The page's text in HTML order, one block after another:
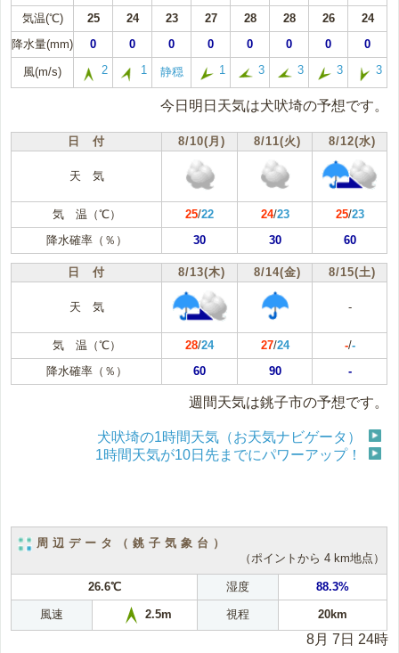
気温(℃) 25 24 23 27 28 28 26
24
降水量(mm)
0 0 0 0 0 0 0 0
風(m/s) 2 1 静穏 1 3 3 3 3
今日明日天気は犬吠埼の予想です。
日 付 8/10(月) 8/11(火) 8/12(水)
天 気
気 温（℃） 25/22 24/23 25/23
降水確率（％）
30 30 60
日 付 8/13(木) 8/14(金) 8/15(土)
天 気 -
気 温（℃） 28/24 27/24 -/-
降水確率（％）
60 90 -
週間天気は銚子市の予想です。
犬吠埼の1時間天気（お天気ナビゲータ）
1時間天気が10日先までにパワーアップ！
周辺データ（銚子気象台）
（ポイントから 4 km地点）
26.6℃ 湿度 88.3%
風速 2.5m 視程 20km
8月 7日 24時